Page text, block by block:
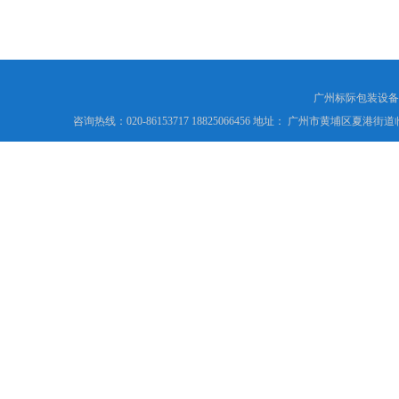
广州标际包装设
咨询热线：020-86153717 18825066456 地址： 广州市黄埔区夏港街